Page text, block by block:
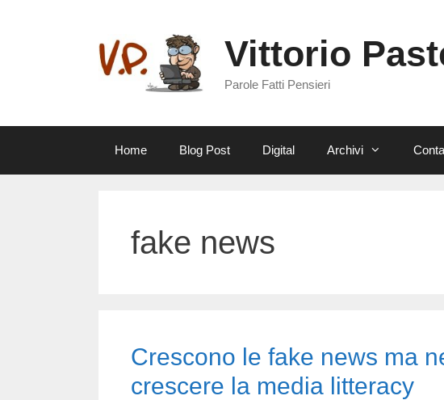
Vittorio
Parole Fatti Pensieri
Home Blog Post Digital Archivi
fake news
Crescono le fake news ma
crescere la media litteracy